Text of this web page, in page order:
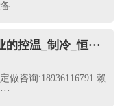
_···
控温_制冷_恒···
做咨询:18936116791 赖